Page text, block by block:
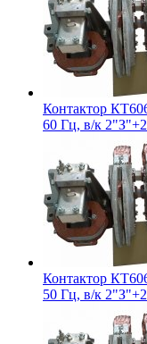
Контактор
60 Гц, в/к
Контактор
50 Гц, в/к